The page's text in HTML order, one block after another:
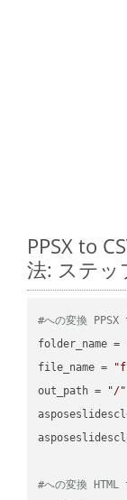
PPSX to
法: ステ
#への変換 PPSX
folder_name =
file_name =
out_path =
"/"
#への変換 HTML